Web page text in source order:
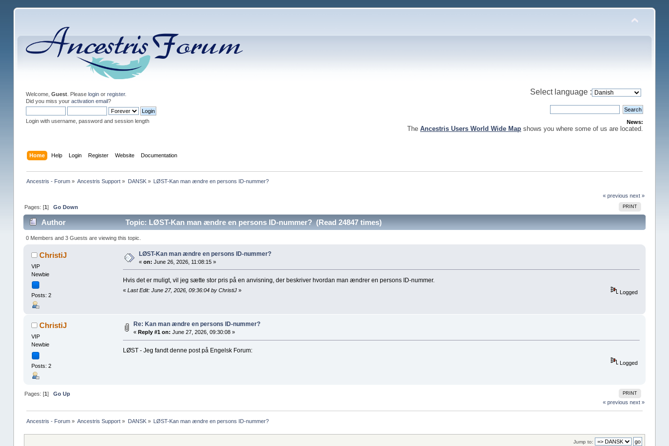
Welcome, Guest. Please loginor register.
Did you miss your activation email?
Login with username, password and session length
Select language :
News:
TheAncestris Users World Wide Map shows you where some of us are located.
Home Help Login Register Website Documentation
Ancestris - Forum » Ancestris Support » DANSK» LØST-Kan man ændre en persons ID-nummer?
« previous next »
PRINT
Pages: [1]Go Down
Author Topic: LØST-Kan man ændre en persons ID-nummer? (Read 24847 times)
0 Members and 3 Guests are viewing this topic.
ChristiJ
VIP
Newbie
Posts: 2
LØST-Kan man ændre en persons ID-nummer?
« on: June 26, 2026, 11:08:15 »
Hvis det er muligt, vil jeg sætte stor pris på en anvisning, der beskriver hvordan man ændrer en persons ID-nummer.
« Last Edit: June 27, 2026, 09:36:04 by ChristiJ» Logged
ChristiJ
VIP
Newbie
Posts: 2
Re: Kan man ændre en persons ID-nummer?
« Reply #1 on: June 27, 2026, 09:30:08 »
LØST - Jeg fandt denne post på Engelsk Forum:
Logged
PRINT
Pages: [1]Go Up
« previous next »
Ancestris - Forum » Ancestris Support » DANSK» LØST-Kan man ændre en persons ID-nummer?
Jump to: